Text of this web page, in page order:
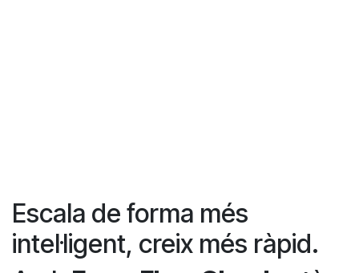
Escala de forma més
intel·ligent, creix més ràpid.